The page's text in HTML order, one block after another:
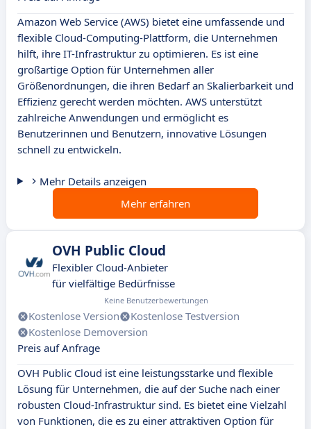
Amazon Web Service (AWS) bietet eine umfassende und
flexible Cloud-Computing-Plattform, die Unternehmen
hilft, ihre IT-Infrastruktur zu optimieren. Es ist eine
großartige Option für Unternehmen aller
Größenordnungen, die ihren Bedarf an Skalierbarkeit und
Effizienz gerecht werden möchten. AWS unterstützt
zahlreiche Anwendungen und ermöglicht es
Benutzerinnen und Benutzern, innovative Lösungen
schnell zu entwickeln.
Mehr Details anzeigen
Mehr erfahren
OVH Public Cloud
Flexibler Cloud-Anbieter
für vielfältige Bedürfnisse
Keine Benutzerbewertungen
Kostenlose Version
Kostenlose Testversion
Kostenlose Demoversion
Preis auf Anfrage
OVH Public Cloud ist eine leistungsstarke und flexible
Lösung für Unternehmen, die auf der Suche nach einer
robusten Cloud-Infrastruktur sind. Es bietet eine Vielzahl
von Funktionen, die es zu einer attraktiven Option für